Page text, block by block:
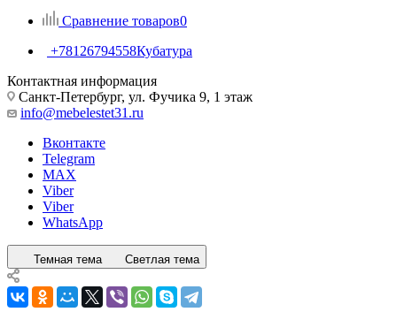
Сравнение товаров0
+78126794558Кубатура
Контактная информация
Санкт-Петербург, ул. Фучика 9, 1 этаж
info@mebelestet31.ru
Вконтакте
Telegram
MAX
Viber
Viber
WhatsApp
Темная тема Светлая тема